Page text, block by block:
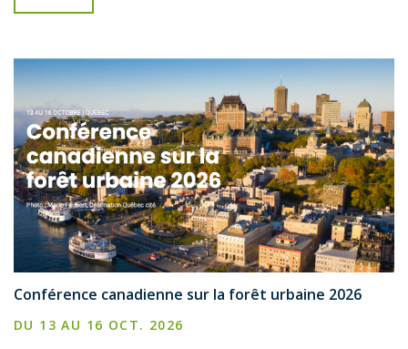
Conférence canadienne sur la forêt urbaine 2026
DU 13 AU 16 OCT. 2026